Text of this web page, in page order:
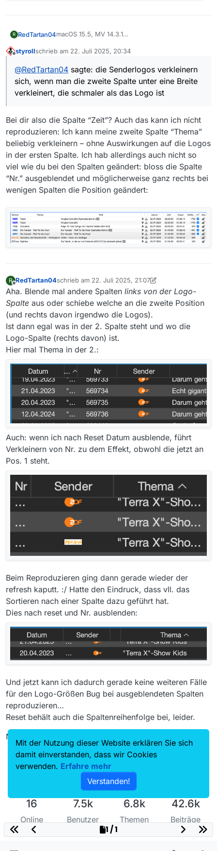
R RedTartan04macOS 15.5, MV 14.3.1
verkleinern sich, wenn man die
Logo ist. Egal in welcher Spalte die Logos sind
und egal, was für Daten in der zweiten Spalte
stehen. Da hat wohl jemand etwas hardgecoded,
wie was, neinja, Sie wissen schon ;-)))
styrollschrieb am 22. Juli 2025, 20:34
zuletzt editiert von
@RedTartan04 sagte: die Senderlogos verkleinern
sich, wenn man die zweite Spalte unter eine Breite
verkleinert, die schmaler als das Logo ist
Bei dir also die Spalte “Zeit”? Auch das kann ich nicht
reproduzieren: Ich kann meine zweite Spalte “Thema”
beliebig verkleinern – ohne Auswirkungen auf die Logos
in der ersten Spalte. Ich hab allerdings auch nicht so
viel wie du bei den Spalten geändert: bloss die Spalte
“Nr.” ausgeblendet und möglicherweise ganz rechts bei
wenigen Spalten die Position geändert:
R
Offline
RedTartan04schrieb am 22. Juli 2025, 21:07
zuletzt editiert von RedTartan04
Aha. Blende mal andere Spalten links von der Logo-
Spalte aus oder schiebe welche an die zweite Position
(und rechts davon irgendwo die Logos).
Ist dann egal was in der 2. Spalte steht und wo die
Logo-Spalte (rechts davon) ist.
Hier mal Thema in der 2.:
Auch: wenn ich nach Reset Datum ausblende, führt
Verkleinern von Nr. zu dem Effekt, obwohl die jetzt an
Pos. 1 steht.
Beim Reproduzieren ging dann gerade wieder der
refresh kaputt. :/ Hatte den Eindruck, dass vll. das
Sortieren nach einer Spalte dazu geführt hat.
Dies nach reset und Nr. ausblenden:
Und jetzt kann ich dadurch gerade keine weiteren Fälle
für den Logo-Größen Bug bei ausgeblendeten Spalten
reproduzieren…
Reset behält auch die Spaltenreihenfolge bei, leider.
Morgen vll. weiter…
16
Online
7.5k
Benutzer
6.8k
Themen
42.6k
Beiträge
1 / 1
Mit der Nutzung dieser Website erklären Sie sich
damit einverstanden, dass wir Cookies
verwenden. Erfahre mehr
Verstanden!